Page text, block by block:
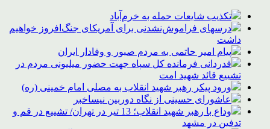
تکذیب شایعات حمله به خرم‌آباد
درسهای فراموش‌نشدنی برای آمریکای جنگ‌افروز خواهیم
داشت
پیام امیر حاتمی به مردم صبور و وفادار ایران
قدردانی فرمانده کل سپاه جهت حضور میلیونی مردم در
تشییع قائد شهید امت
ورود پیکر رهبر شهید انقلاب به مصلی امام خمینی (ره)
عاشورای حسینی از نگاه دوربین نیساخبر
وداع با رهبر شهید انقلاب؛ 13 تیر در تهران/ تشییع در قم و
تدفین در مشهد